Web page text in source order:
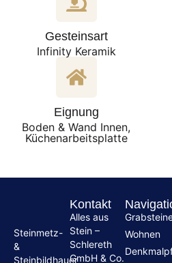
Gesteinsart
Infinity Keramik
Eignung
Boden & Wand Innen,
Küchenarbeitsplatte
Steinmetz-
&
Steinbildhauer
Kontakt
Alles aus
Stein –
Schlereth
GmbH & Co.
Wohnen